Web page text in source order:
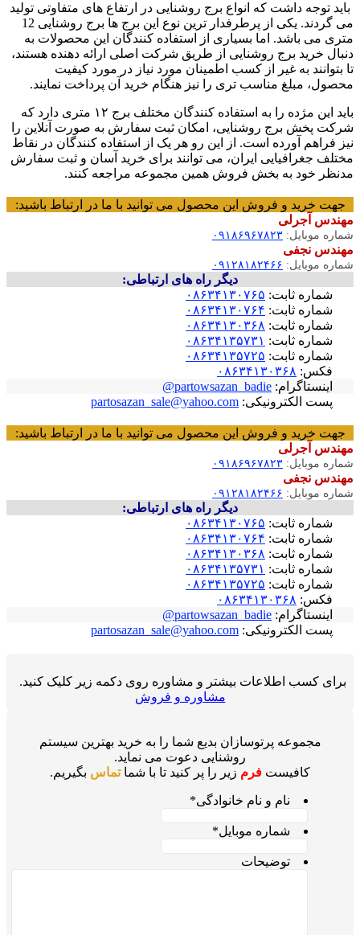
توجه داشت که انواع برج روشنایی در ارتفاع های متفاوتی تولید
می گردند. یکی از پرطرفدار ترین نوع این برج ها برج روشنایی 12
می باشد. اما بسیاری از استفاده کنندگان این محصولات به‌
خرید برج روشنایی از طریق شرکت اصلی ارائه دهنده هستند،
بتوانند به غیر از کسب اطمینان مورد نیاز در مورد کیفیت
مبلغ مناسب‌ تری را نیز هنگام خرید آن پرداخت نمایند.
باید این مژده را به استفاده کنندگان مختلف برج ۱۲ متری دارد که
پخش برج روشنایی، امکان ثبت سفارش به صورت آنلاین را
فراهم آورده است. از این رو هر یک از استفاده کنندگان در نقاط
جغرافیایی ایران، می‌ توانند برای خرید آسان و ثبت سفارش
خود به بخش فروش همین مجموعه مراجعه کنند.
جهت خرید و فروش این محصول می توانید با ما در ارتباط باشید:
آجرلی
موبایل:۰۹۱۸۶۹۶۷۸۲۳
نجفی
موبایل:۰۹۱۲۸۱۸۲۴۶۶
دیگر راه های ارتباطی:
شماره ثابت:۰۸۶۳۴۱۳۰۷۶۵
شماره ثابت:۰۸۶۳۴۱۳۰۷۶۴
شماره ثابت:۰۸۶۳۴۱۳۰۳۶۸
شماره ثابت:۰۸۶۳۴۱۳۵۷۳۱
شماره ثابت:۰۸۶۳۴۱۳۵۷۲۵
فکس:۰۸۶۳۴۱۳۰۳۶۸
اینستاگرام:partowsazan_badie@
پست الکترونیکی:partosazan_sale@yahoo.com
جهت خرید و فروش این محصول می توانید با ما در ارتباط باشید:
آجرلی
موبایل:۰۹۱۸۶۹۶۷۸۲۳
نجفی
موبایل:۰۹۱۲۸۱۸۲۴۶۶
دیگر راه های ارتباطی:
شماره ثابت:۰۸۶۳۴۱۳۰۷۶۵
شماره ثابت:۰۸۶۳۴۱۳۰۷۶۴
شماره ثابت:۰۸۶۳۴۱۳۰۳۶۸
شماره ثابت:۰۸۶۳۴۱۳۵۷۳۱
شماره ثابت:۰۸۶۳۴۱۳۵۷۲۵
فکس:۰۸۶۳۴۱۳۰۳۶۸
اینستاگرام:partowsazan_badie@
پست الکترونیکی:partosazan_sale@yahoo.com
برای کسب اطلاعات بیشتر و مشاوره روی دکمه زیر کلیک کنید.
مشاوره و فروش
مجموعه پرتوسازان بدیع شما را به خرید بهترین سیستم
روشنایی دعوت می نماید.
کافیستفرم زیر را پر کنید تا با شماتماسبگیریم.
نام و نام خانوادگی*
شماره موبایل*
توضیحات